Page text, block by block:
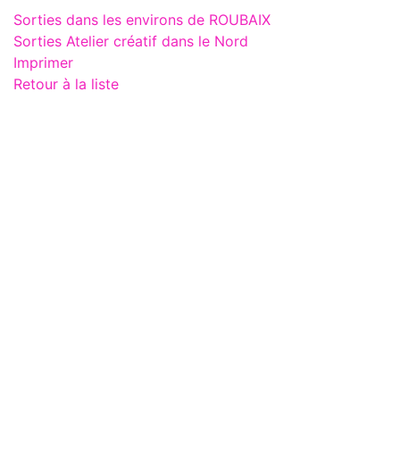
Sorties dans les environs de ROUBAIX
Sorties Atelier créatif dans le Nord
Imprimer
Retour à la liste